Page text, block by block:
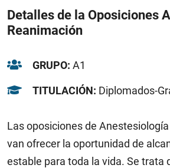
Detalles de la Oposiciones
Reanimación
GRUPO: A1
TITULACIÓN: Diplomados-
Las oposiciones de
van ofrecer la oportunidad de
estable para toda la vida. Se trata